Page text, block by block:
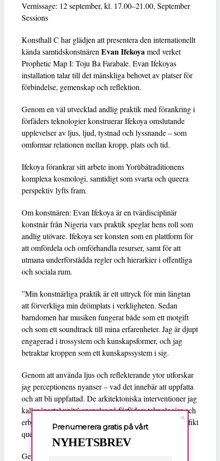
Vernissage: 12 september, kl. 17.00–21.00, September
Sessions
Konsthall C har glädjen att presentera den internationellt
kända samtidskonstnärenEvan Ifekoyamed verket
Prophetic Map I: Toju Ba Farabale. Evan Ifekoyas
installation talar till det mänskliga behovet av platser för
förbindelse, gemenskap och reflektion.
Genom en väl utvecklad andlig praktik med förankring i
förfäders teknologier konstruerar Ifekoya omslutande
upplevelser av ljus, ljud, tystnad och lyssnande – som
omformar relationen mellan kropp, plats och tid.
Ifekoya förankrar sitt arbete inom Yorùbátraditionens
komplexa kosmologi, samtidigt som svarta och queera
perspektiv lyfts fram.
Om konstnären: Evan Ifekoya är en tvärdisciplinär
konstnär från Nigeria vars praktik speglar hens roll som
andlig utövare. Ifekoya ser konsten som en plattform för
att omfördela och omförhandla resurser, samt för att
utmana underförstådda regler och hierarkier i offentliga
och sociala rum.
”Min konstnärliga praktik är ett uttryck för min längtan
att förverkliga min drömplats i verkligheten. Sedan
barndomen har musiken fungerat både som ett motgift
och som ett soundtrack till mina erfarenheter. Jag är djupt
engagerad i trossystem och kunskapsformer, och jag
betraktar kroppen som ett kunskapssystem i sig.
Genom att använda ljus och reflekterande ytor utforskar
jag perceptionens nyanser – vad det innebär att uppfatta
och att bli uppfattad. De arkitektoniska interventioner jag
kallar ’portal units’ anspelar på förfäders teknologier och
erbjuder en ny perceptionslins – en som rymmer specifikt
queera och neurodivergenta erfarenheter.
Genom porträtt och rumsliga installationer som
Prenumerera gratis på vårt
NYHETSBREV